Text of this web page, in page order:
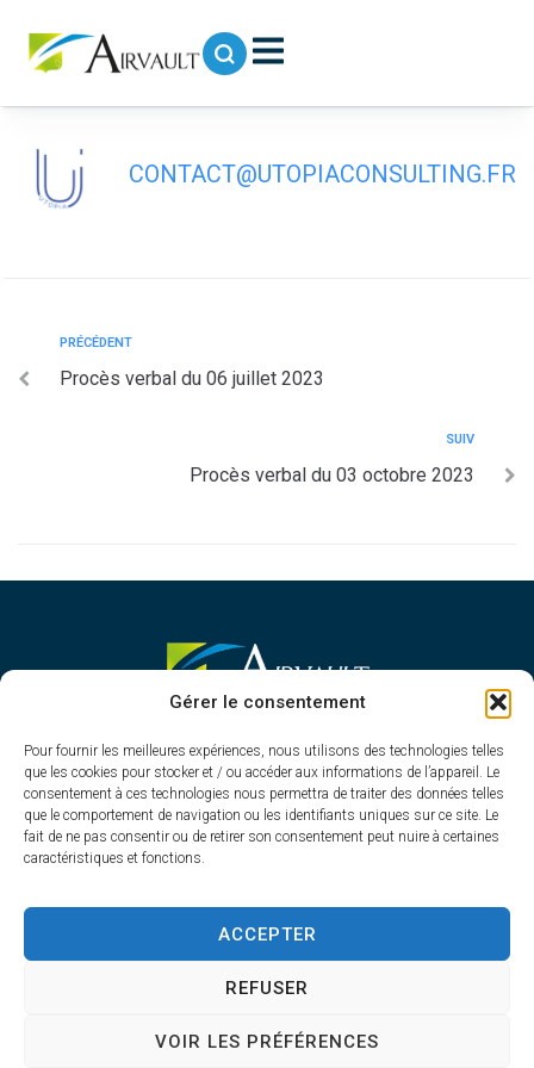
Gérer le consentement
Pour fournir les meilleures expériences, nous utilisons des technologies telles
que les cookies pour stocker et / ou accéder aux informations de l’appareil. Le
consentement à ces technologies nous permettra de traiter des données telles
que le comportement de navigation ou les identifiants uniques sur ce site. Le
fait de ne pas consentir ou de retirer son consentement peut nuire à certaines
caractéristiques et fonctions.
ACCEPTER
REFUSER
VOIR LES PRÉFÉRENCES
Procès verbal du 28 juillet 2023
CONTACT@UTOPIACONSULTING.FR
PRÉCÉDENT
Procès verbal du 06 juillet 2023
SUIV
Procès verbal du 03 octobre 2023
MAIRIE D'AIRVAULT
1 Rue Constant Balquet,
79600 Airvault
05 49 64 70 13
Contacter la mairie
Du lundi au vendredi
de 8h30 à 12h30 et de 13h45 à 17h30
AccessibilitéPlan du siteConfidentialité